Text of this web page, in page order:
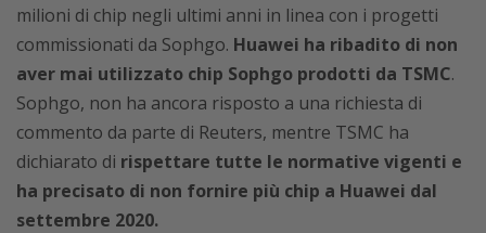
milioni di chip negli ultimi anni in linea con i progetti
commissionati da Sophgo. Huawei ha ribadito di non
aver mai utilizzato chip Sophgo prodotti da TSMC.
Sophgo, non ha ancora risposto a una richiesta di
commento da parte di Reuters, mentre TSMC ha
dichiarato di rispettare tutte le normative vigenti e
ha precisato di non fornire più chip a Huawei dal
settembre 2020.